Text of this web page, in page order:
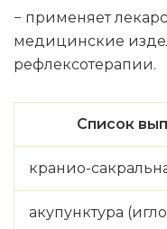
− применяет
медицинские
рефлексотерапии.
Список
кранио-
акупунктура